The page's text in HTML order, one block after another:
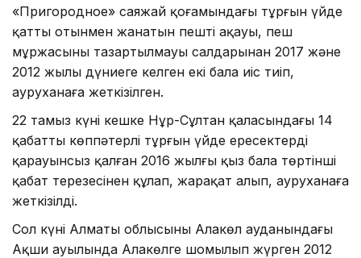
«Пригородное» саяжай қоғамындағы тұрғын үйде
қатты отынмен жанатын пештің ақауы, пеш
мұржасының тазартылмауы салдарынан 2017 және
2012 жылы дүниеге келген екі бала иіс тиіп,
ауруханаға жеткізілген.
22 тамыз күні кешке Нұр-Сұлтан қаласындағы 14
қабатты көппәтерлі тұрғын үйде ересектердің
қарауынсыз қалған 2016 жылғы қыз бала төртінші
қабат терезесінен құлап, жарақат алып, ауруханаға
жеткізілді.
Сол күні Алматы облысының Алакөл ауданындағы
Ақши ауылында Алакөлге шомылып жүрген 2012